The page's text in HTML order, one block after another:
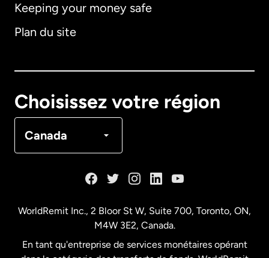
Keeping your money safe
Plan du site
Choisissez votre région
Canada
Allemagne
Français
WorldRemit Inc., 2 Bloor St W, Suite 700, Toronto, ON,
M4W 3E2, Canada.
En tant qu'entreprise de services monétaires opérant